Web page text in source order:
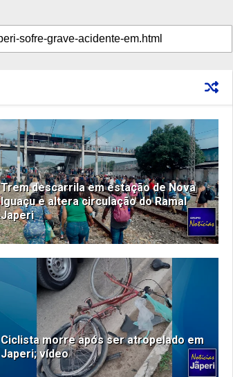
Trem descarrila em estação de Nova
Iguaçu e altera circulação do Ramal
Japeri
Ciclista morre após ser atropelado em
Japeri; vídeo